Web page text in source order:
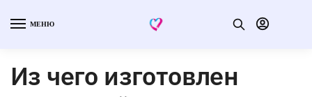
МЕНЮ
Из чего изготовлен